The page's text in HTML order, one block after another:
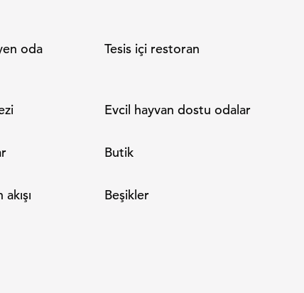
oda Tesis içi restoran
Evcil hayvan dostu odalar
Butik
Beşikler